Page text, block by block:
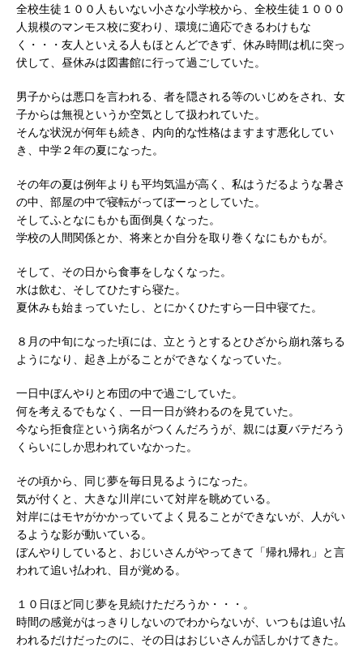
全校生徒１００人もいない小さな小学校から、全校生徒１０００
人規模のマンモス校に変わり、環境に適応できるわけもな
く・・・友人といえる人もほとんどできず、休み時間は机に突っ
伏して、昼休みは図書館に行って過ごしていた。
男子からは悪口を言われる、者を隠される等のいじめをされ、女
子からは無視というか空気として扱われていた。
そんな状況が何年も続き、内向的な性格はますます悪化してい
き、中学２年の夏になった。
その年の夏は例年よりも平均気温が高く、私はうだるような暑さ
の中、部屋の中で寝転がってぼーっとしていた。
そしてふとなにもかも面倒臭くなった。
学校の人間関係とか、将来とか自分を取り巻くなにもかもが。
そして、その日から食事をしなくなった。
水は飲む、そしてひたすら寝た。
夏休みも始まっていたし、とにかくひたすら一日中寝てた。
８月の中旬になった頃には、立とうとするとひざから崩れ落ちる
ようになり、起き上がることができなくなっていた。
一日中ぼんやりと布団の中で過ごしていた。
何を考えるでもなく、一日一日が終わるのを見ていた。
今なら拒食症という病名がつくんだろうが、親には夏バテだろう
くらいにしか思われていなかった。
その頃から、同じ夢を毎日見るようになった。
気が付くと、大きな川岸にいて対岸を眺めている。
対岸にはモヤがかかっていてよく見ることができないが、人がい
るような影が動いている。
ぼんやりしていると、おじいさんがやってきて「帰れ帰れ」と言
われて追い払われ、目が覚める。
１０日ほど同じ夢を見続けただろうか・・・。
時間の感覚がはっきりしないのでわからないが、いつもは追い払
われるだけだったのに、その日はおじいさんが話しかけてきた。